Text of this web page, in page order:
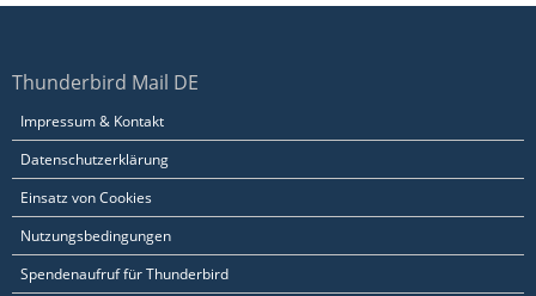
Thunderbird Mail DE
Impressum & Kontakt
Datenschutzerklärung
Einsatz von Cookies
Nutzungsbedingungen
Spendenaufruf für Thunderbird